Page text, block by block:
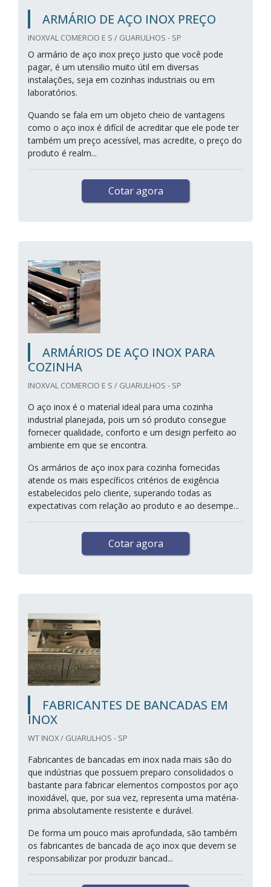
ARMÁRIO DE AÇO INOX PREÇO
INOXVAL COMERCIO E S / GUARULHOS - SP
O armário de aço inox preço justo que você pode
pagar, é um utensilio muito útil em diversas
instalações, seja em cozinhas industriais ou em
laboratórios.
Quando se fala em um objeto cheio de vantagens
como o aço inox é difícil de acreditar que ele pode ter
também um preço acessível, mas acredite, o preço do
produto é realm...
Cotar agora
ARMÁRIOS DE AÇO INOX PARA
COZINHA
INOXVAL COMERCIO E S / GUARULHOS - SP
O aço inox é o material ideal para uma cozinha
industrial planejada, pois um só produto consegue
fornecer qualidade, conforto e um design perfeito ao
ambiente em que se encontra.
Os armários de aço inox para cozinha fornecidas
atende os mais específicos critérios de exigência
estabelecidos pelo cliente, superando todas as
expectativas com relação ao produto e ao desempe...
Cotar agora
FABRICANTES DE BANCADAS EM
INOX
WT INOX / GUARULHOS - SP
Fabricantes de bancadas em inox nada mais são do
que indústrias que possuem preparo consolidados o
bastante para fabricar elementos compostos por aço
inoxidável, que, por sua vez, representa uma matéria-
prima absolutamente resistente e durável.
De forma um pouco mais aprofundada, são também
os fabricantes de bancada de aço inox que devem se
responsabilizar por produzir bancad...